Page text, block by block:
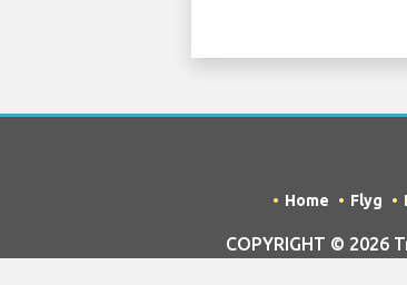
Home Flyg
COPYRIGHT ©